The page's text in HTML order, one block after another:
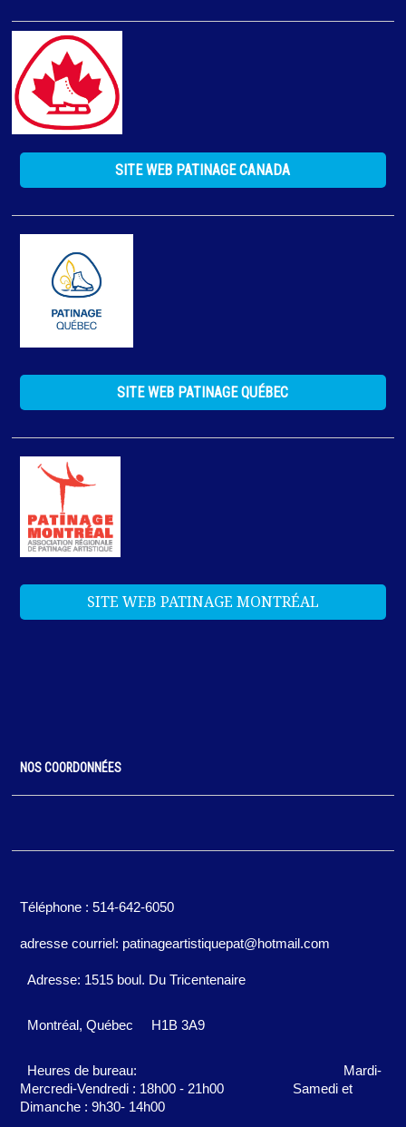
SITE WEB PATINAGE CANADA
SITE WEB PATINAGE QUÉBEC
SITE WEB PATINAGE MONTRÉAL
NOS COORDONNÉES
Téléphone : 514-642-6050
adresse courriel: patinageartistiquepat@hotmail.com
Adresse: 1515 boul. Du Tricentenaire
Montréal, Québec H1B 3A9
Heures de bureau:
Mardi-
Mercredi-Vendredi : 18h00 - 21h00
Samedi et
Dimanche : 9h30- 14h00